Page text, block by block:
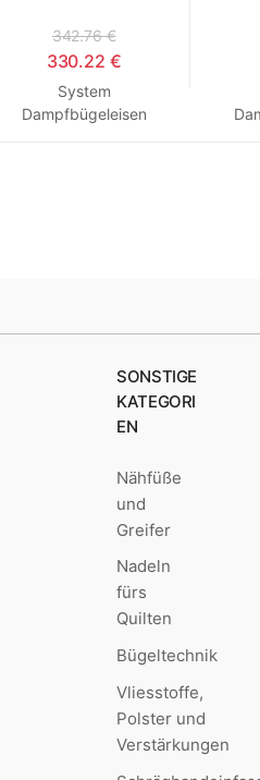
342.76 €
330.22 €
System
Dampfbügeleisen
SONSTIGE
KATEGORI
EN
Nähfüße
und
Greifer
Nadeln
fürs
Quilten
Bügeltechnik
Vliesstoffe,
Polster und
Verstärkungen